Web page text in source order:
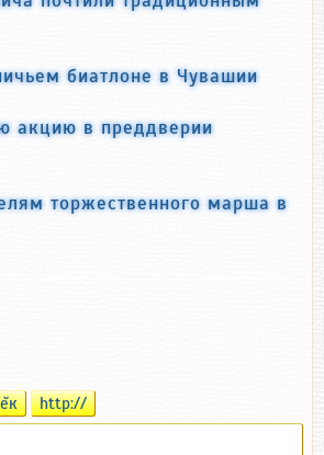
биатлоне в Чувашии
акцию в преддверии
торжественного марша в
http://